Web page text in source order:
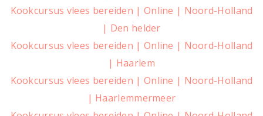
Kookcursus vlees bereiden | Online | Noord-Holland
| Den helder
Kookcursus vlees bereiden | Online | Noord-Holland
| Haarlem
Kookcursus vlees bereiden | Online | Noord-Holland
| Haarlemmermeer